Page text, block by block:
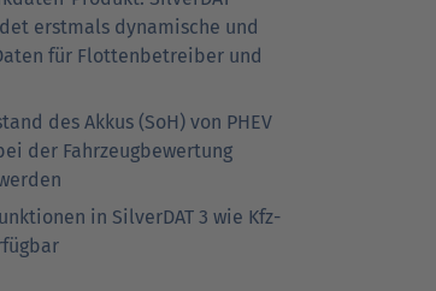
erstmals dynamische und
für Flottenbetreiber und
des Akkus (SoH) von PHEV
der Fahrzeugbewertung
in SilverDAT 3 wie Kfz-